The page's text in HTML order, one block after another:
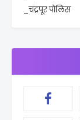
_चंद्रपूर पोलिस